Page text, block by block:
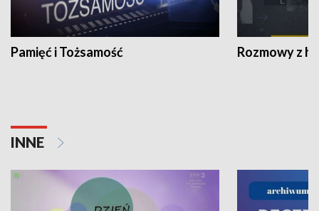
Pamięć i Tożsamość Rozmowy z
INNE